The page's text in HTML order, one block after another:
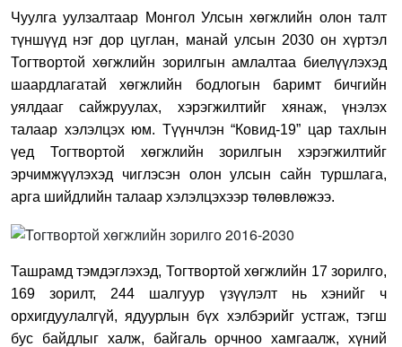
Чуулга уулзалтаар Монгол Улсын хөгжлийн олон талт
түншүүд нэг дор цуглан, манай улсын 2030 он хүртэл
Тогтвортой хөгжлийн зорилгын амлалтаа биелүүлэхэд
шаардлагатай хөгжлийн бодлогын баримт бичгийн
уялдааг сайжруулах, хэрэгжилтийг хянаж, үнэлэх
талаар хэлэлцэх юм. Түүнчлэн “Ковид-19” цар тахлын
үед Тогтвортой хөгжлийн зорилгын хэрэгжилтийг
эрчимжүүлэхэд чиглэсэн
олон улсын сайн туршлага,
арга шийдлийн талаар хэлэлцэхээр төлөвлөжээ.
Ташрамд тэмдэглэхэд, Тогтвортой хөгжлийн 17 зорилго,
169 зорилт, 244 шалгуур үзүүлэлт нь хэнийг ч
орхигдуулалгүй, ядуурлын бүх хэлбэрийг устгаж, тэгш
бус байдлыг халж, байгаль орчноо хамгаалж, хүний